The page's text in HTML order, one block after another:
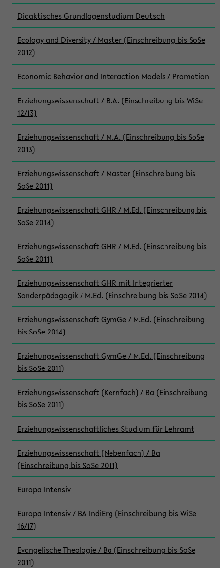
Didaktisches Grundlagenstudium Deutsch
Ecology and Diversity / Master (Einschreibung bis SoSe
2012)
Economic Behavior and Interaction Models / Promotion
Erziehungswissenschaft / B.A. (Einschreibung bis WiSe
12/13)
Erziehungswissenschaft / M.A. (Einschreibung bis SoSe
2013)
Erziehungswissenschaft / Master (Einschreibung bis
SoSe 2011)
Erziehungswissenschaft GHR / M.Ed. (Einschreibung bis
SoSe 2014)
Erziehungswissenschaft GHR / M.Ed. (Einschreibung bis
SoSe 2011)
Erziehungswissenschaft GHR mit Integrierter
Sonderpädagogik / M.Ed. (Einschreibung bis SoSe 2014)
Erziehungswissenschaft GymGe / M.Ed. (Einschreibung
bis SoSe 2014)
Erziehungswissenschaft GymGe / M.Ed. (Einschreibung
bis SoSe 2011)
Erziehungswissenschaft (Kernfach) / Ba (Einschreibung
bis SoSe 2011)
Erziehungswissenschaftliches Studium für Lehramt
Erziehungswissenschaft (Nebenfach) / Ba
(Einschreibung bis SoSe 2011)
Europa Intensiv
Europa Intensiv / BA IndiErg (Einschreibung bis WiSe
16/17)
Evangelische Theologie / Ba (Einschreibung bis SoSe
2011)